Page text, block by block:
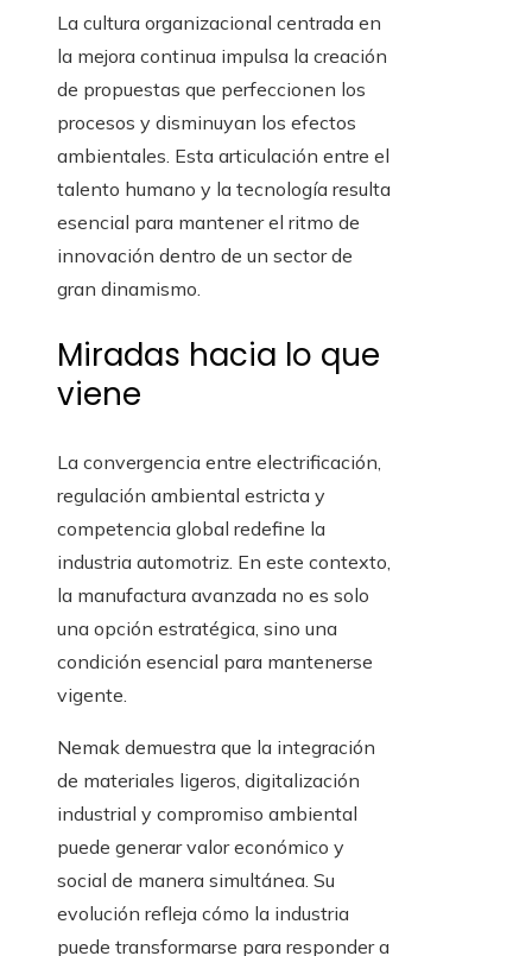
La cultura organizacional centrada en
la mejora continua impulsa la creación
de propuestas que perfeccionen los
procesos y disminuyan los efectos
ambientales. Esta articulación entre el
talento humano y la tecnología resulta
esencial para mantener el ritmo de
innovación dentro de un sector de
gran dinamismo.
Miradas hacia lo que
viene
La convergencia entre electrificación,
regulación ambiental estricta y
competencia global redefine la
industria automotriz. En este contexto,
la manufactura avanzada no es solo
una opción estratégica, sino una
condición esencial para mantenerse
vigente.
Nemak demuestra que la integración
de materiales ligeros, digitalización
industrial y compromiso ambiental
puede generar valor económico y
social de manera simultánea. Su
evolución refleja cómo la industria
puede transformarse para responder a